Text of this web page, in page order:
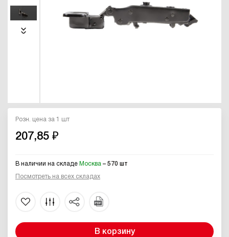
Розн. цена за 1 шт
207,85 ₽
В наличии на складе Москва – 570 шт
Посмотреть на всех складах
В корзину